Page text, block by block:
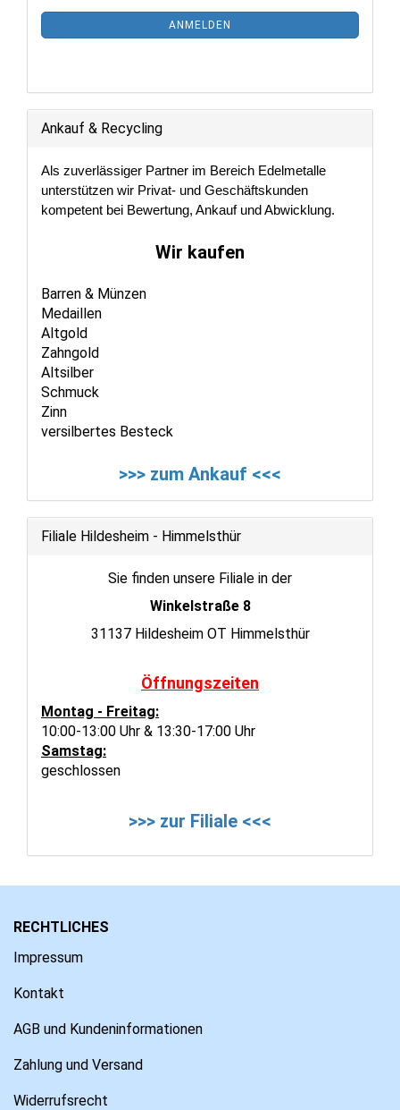
NEWSLETTER-
ANMELDUNG
ANMELDEN
Ankauf & Recycling
Als zuverlässiger Partner im Bereich Edelmetalle
unterstützen wir Privat- und Geschäftskunden
kompetent bei Bewertung, Ankauf und Abwicklung.
Wir kaufen
Barren & Münzen
Medaillen
Altgold
Zahngold
Altsilber
Schmuck
Zinn
versilbertes Besteck
>>> zum Ankauf <<<
Filiale Hildesheim - Himmelsthür
Sie finden unsere Filiale in der
Winkelstraße 8
31137 Hildesheim OT Himmelsthür
Öffnungszeiten
Montag - Freitag:
10:00-13:00 Uhr & 13:30-17:00 Uhr
Samstag:
geschlossen
>>> zur Filiale <<<
RECHTLICHES
Impressum
Kontakt
AGB und Kundeninformationen
Zahlung und Versand
Widerrufsrecht